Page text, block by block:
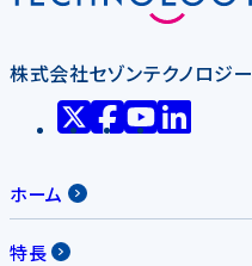
株式会社セゾンテクノロジー
ホーム
特長